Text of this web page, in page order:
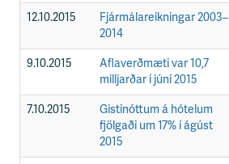
12.10.2015
Fjármálareikningar 2003–
2014
9.10.2015
Aflaverðmæti var 10,7
milljarðar í júní 2015
7.10.2015
Gistinóttum á hótelum
fjölgaði um 17% í ágúst
2015